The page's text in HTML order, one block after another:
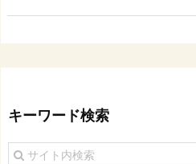
キーワード検索